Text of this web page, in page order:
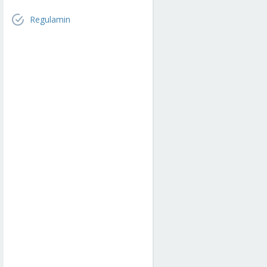
Regulamin